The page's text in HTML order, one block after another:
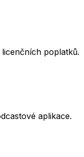
poplatků.
aplikace.